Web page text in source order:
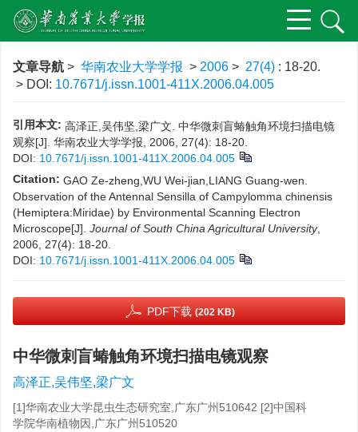
文章导航 > 华南农业大学学报 > 2006 > 27(4) : 18-20.
> DOI: 10.7671/j.issn.1001-411X.2006.04.005
引用本文: 高泽正,吴伟坚,梁广文. 中华微刺盲蝽触角环境扫描电镜
观察[J]. 华南农业大学学报, 2006, 27(4): 18-20.
DOI: 10.7671/j.issn.1001-411X.2006.04.005
Citation: GAO Ze-zheng,WU Wei-jian,LIANG Guang-wen.
Observation of the Antennal Sensilla of Campylomma chinensis
(Hemiptera:Miridae) by Environmental Scanning Electron
Microscope[J]. Journal of South China Agricultural University,
2006, 27(4): 18-20.
DOI: 10.7671/j.issn.1001-411X.2006.04.005
PDF下载 (202 KB)
中华微刺盲蝽触角环境扫描电镜观察
高泽正,吴伟坚,梁广文
[1]华南农业大学昆虫生态研究室,广东广州510642 [2]中国科
学院华南植物因,广东广州510520